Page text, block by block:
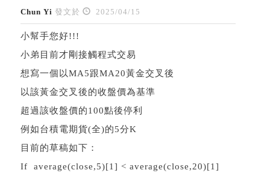
Chun Yi 發文於 2025/04/15
小幫手您好!!!
小弟目前才剛接觸程式交易
想寫一個以MA5跟MA20黃金交叉後
以該黃金交叉後的收盤價為基準
超過該收盤價的100點後停利
例如台積電期貨(全)的5分K
目前的草稿如下：
If average(close,5)[1] < average(close,20)[1]